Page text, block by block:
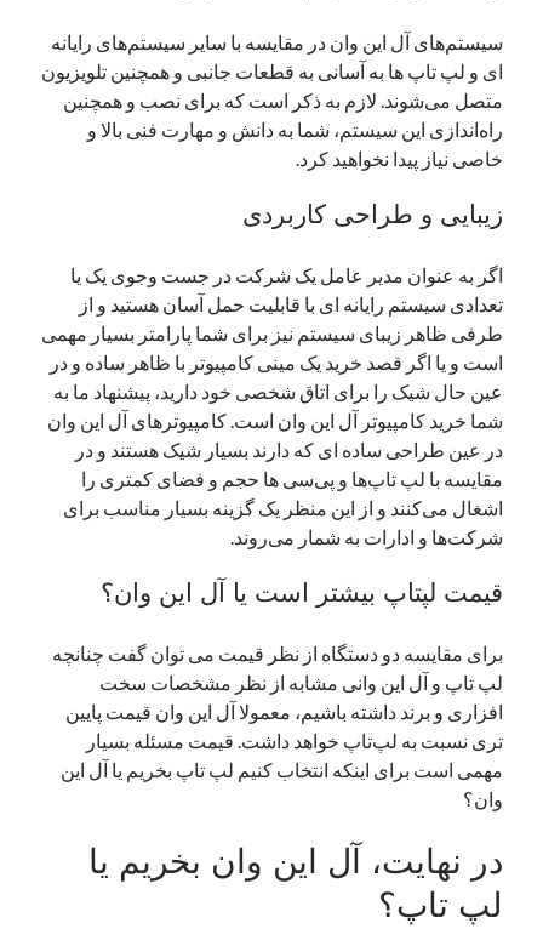
سیستم‌های آل این وان در مقایسه با سایر سیستم‌های رایانه
‌ای و لپ تاپ ها به آسانی به قطعات جانبی و همچنین تلویزیون
متصل می‌شوند. لازم به ذکر است که برای نصب و همچنین
راه‌اندازی این سیستم، شما به دانش و مهارت فنی بالا و
خاصی نیاز پیدا نخواهید کرد.
زیبایی و طراحی کاربردی
اگر به عنوان مدیر عامل یک شرکت در جست ‌وجوی یک یا
تعدادی سیستم رایانه ‌ای با قابلیت حمل آسان هستید و از
طرفی ظاهر زیبای سیستم نیز برای شما پارامتر بسیار مهمی
است و یا اگر قصد خرید یک مینی کامپیوتر با ظاهر ساده و در
عین حال شیک را برای اتاق شخصی خود دارید، پیشنهاد ما به
شما خرید کامپیوتر آل این وان است. کامپیوترهای آل این وان
در عین طراحی ساده‌ ای که دارند بسیار شیک هستند و در
مقایسه با لپ تاپ‌ها و پی‌سی‌ ها حجم و فضای کمتری را
اشغال می‌کنند و از این منظر یک گزینه بسیار مناسب برای
شرکت‌ها و ادارات به شمار می‌روند.
قیمت لپتاپ بیشتر است یا آل این وان؟
برای مقایسه دو دستگاه از نظر قیمت می توان گفت چنانچه
لپ ‌تاپ و آل این وانی مشابه از نظر مشخصات سخت
افزاری و برند داشته باشیم، معمولا آل این وان قیمت پایین
تری نسبت به لپ‌تاپ خواهد داشت. قیمت مسئله بسیار
مهمی است برای اینکه انتخاب کنیم لپ تاپ بخریم یا آل این
وان؟
در نهایت، آل این وان بخریم یا
لپ تاپ؟